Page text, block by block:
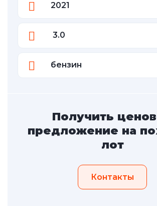
2021
3.0
бензин
Получить
предложение на
лот
Контакты